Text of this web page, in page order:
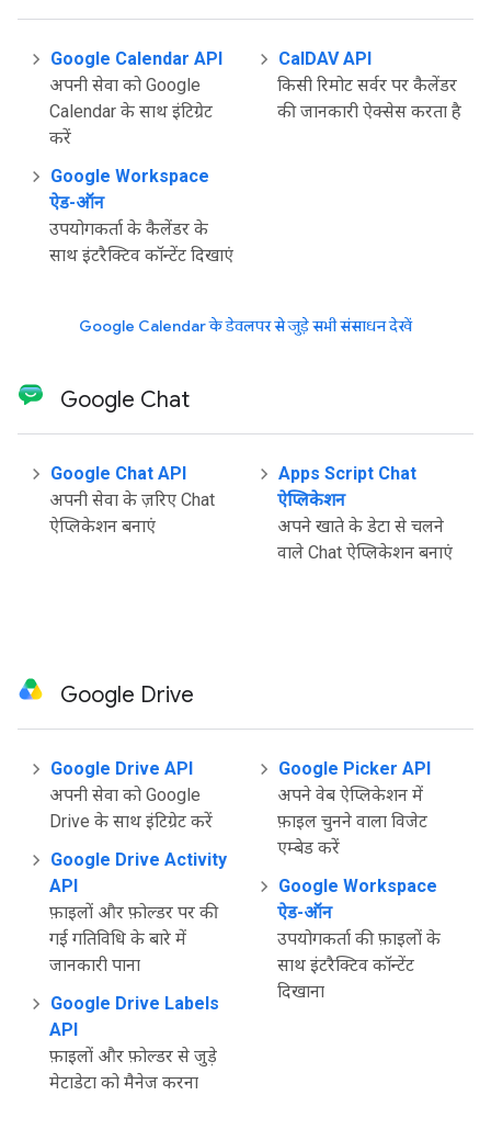
Google Calendar API
अपनी सेवा को Google
Calendar के साथ इंटिग्रेट
करें
Google Workspace
ऐड-ऑन
उपयोगकर्ता के कैलेंडर के
साथ इंटरैक्टिव कॉन्टेंट दिखाएं
CalDAV API
किसी रिमोट सर्वर पर कैलेंडर
की जानकारी ऐक्सेस करता है
Google Calendar के डेवलपर से जुड़े सभी संसाधन देखें
Google Chat
Google Chat API
अपनी सेवा के ज़रिए Chat
ऐप्लिकेशन बनाएं
Apps Script Chat
ऐप्लिकेशन
अपने खाते के डेटा से चलने
वाले Chat ऐप्लिकेशन बनाएं
Google Drive
Google Drive API
अपनी सेवा को Google
Drive के साथ इंटिग्रेट करें
Google Drive Activity
API
फ़ाइलों और फ़ोल्डर पर की
गई गतिविधि के बारे में
जानकारी पाना
Google Drive Labels
API
फ़ाइलों और फ़ोल्डर से जुड़े
मेटाडेटा को मैनेज करना
Google Picker API
अपने वेब ऐप्लिकेशन में
फ़ाइल चुनने वाला विजेट
एम्बेड करें
Google Workspace
ऐड-ऑन
उपयोगकर्ता की फ़ाइलों के
साथ इंटरैक्टिव कॉन्टेंट
दिखाना